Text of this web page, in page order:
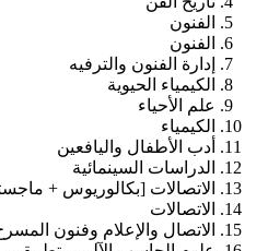
الفنون
الفنون
إدارة الفنون والترفيه
الكيمياء الحيوية
علم الأحياء
الكيمياء
أدب الأطفال واليافعين
الدراسات السينمائية
الاتصالات [بكالوريوس +
الاتصالات
الاتصال والإعلام وفنون